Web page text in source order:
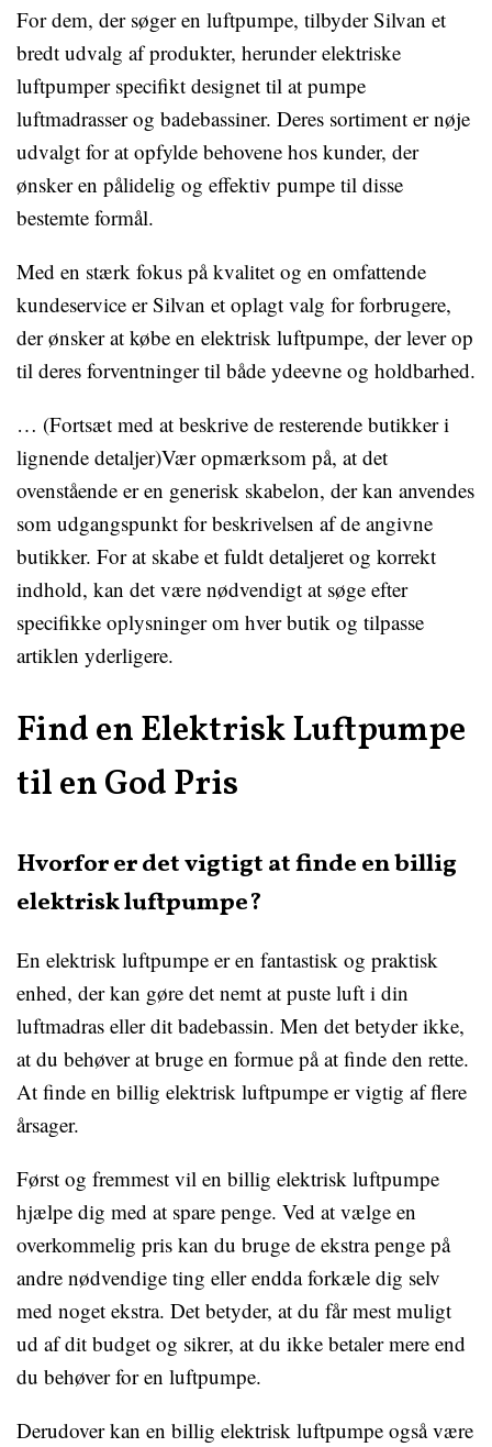
For dem, der søger en luftpumpe, tilbyder Silvan et
bredt udvalg af produkter, herunder elektriske
luftpumper specifikt designet til at pumpe
luftmadrasser og badebassiner. Deres sortiment er nøje
udvalgt for at opfylde behovene hos kunder, der
ønsker en pålidelig og effektiv pumpe til disse
bestemte formål.
Med en stærk fokus på kvalitet og en omfattende
kundeservice er Silvan et oplagt valg for forbrugere,
der ønsker at købe en elektrisk luftpumpe, der lever op
til deres forventninger til både ydeevne og holdbarhed.
… (Fortsæt med at beskrive de resterende butikker i
lignende detaljer)Vær opmærksom på, at det
ovenstående er en generisk skabelon, der kan anvendes
som udgangspunkt for beskrivelsen af de angivne
butikker. For at skabe et fuldt detaljeret og korrekt
indhold, kan det være nødvendigt at søge efter
specifikke oplysninger om hver butik og tilpasse
artiklen yderligere.
Find en Elektrisk Luftpumpe
til en God Pris
Hvorfor er det vigtigt at finde en billig
elektrisk luftpumpe?
En elektrisk luftpumpe er en fantastisk og praktisk
enhed, der kan gøre det nemt at puste luft i din
luftmadras eller dit badebassin. Men det betyder ikke,
at du behøver at bruge en formue på at finde den rette.
At finde en billig elektrisk luftpumpe er vigtig af flere
årsager.
Først og fremmest vil en billig elektrisk luftpumpe
hjælpe dig med at spare penge. Ved at vælge en
overkommelig pris kan du bruge de ekstra penge på
andre nødvendige ting eller endda forkæle dig selv
med noget ekstra. Det betyder, at du får mest muligt
ud af dit budget og sikrer, at du ikke betaler mere end
du behøver for en luftpumpe.
Derudover kan en billig elektrisk luftpumpe også være